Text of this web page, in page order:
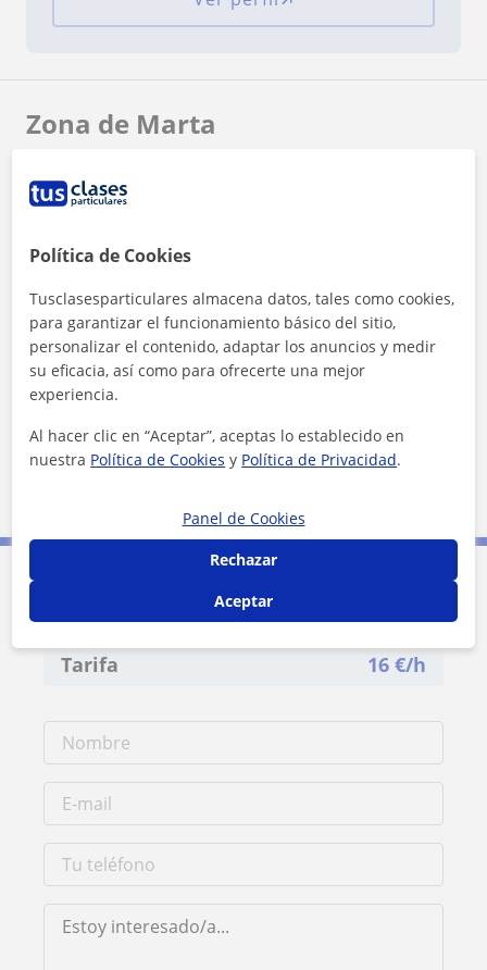
Zona de Marta
Localidades a las que se desplaza para dar clase
Alcorcón
+ −
Contacta con Marta
Tarifa 16 €/h
Política de Cookies
Tusclasesparticulares almacena datos, tales como cookies,
para garantizar el funcionamiento básico del sitio,
personalizar el contenido, adaptar los anuncios y medir
su eficacia, así como para ofrecerte una mejor
experiencia.
Al hacer clic en “Aceptar”, aceptas lo establecido en
nuestra Política de Cookies y Política de Privacidad.
Panel de Cookies
Rechazar
Aceptar